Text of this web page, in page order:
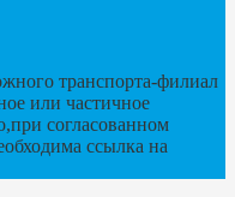
транспорта-филиал
или частичное
согласованном
ссылка на